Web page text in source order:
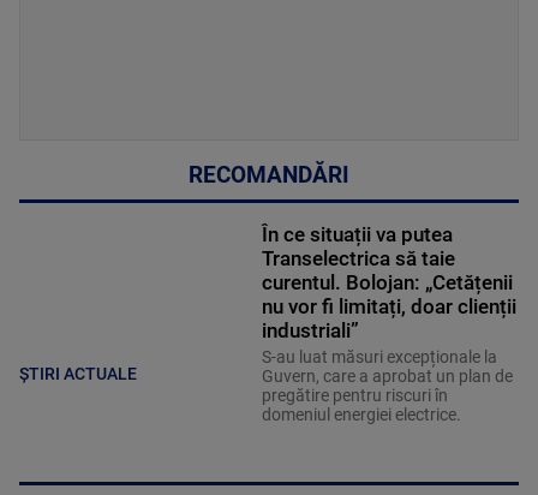
RECOMANDĂRI
ȘTIRI ACTUALE
În ce situații va putea
Transelectrica să taie
curentul. Bolojan: „Cetățenii
nu vor fi limitați, doar clienții
industriali”
S-au luat măsuri excepționale la
Guvern, care a aprobat un plan de
pregătire pentru riscuri în
domeniul energiei electrice.